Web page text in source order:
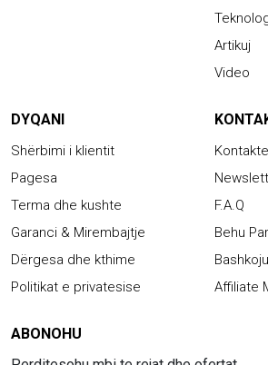
Artikuj
Video
DYQANI
Shërbimi i klientit
Pagesa
Terma dhe kushte
Garanci & Mirembajtje
Dërgesa dhe kthime
Politikat e privatesise
Kontakte
F.A.Q
Behu
Affiliate
ABONOHU